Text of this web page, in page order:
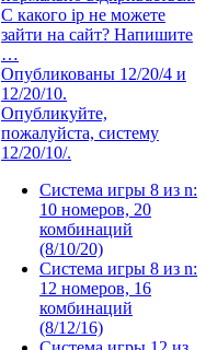
С какого ip не можете
зайти на сайт? Напишите
…
Опубликованы 12/20/4 и
12/20/10.
Опубликуйте,
пожалуйста, систему
12/20/10/.
Система игры 8 из n:
10 номеров, 20
комбинаций
(8/10/20)
Система игры 8 из n:
12 номеров, 16
комбинаций
(8/12/16)